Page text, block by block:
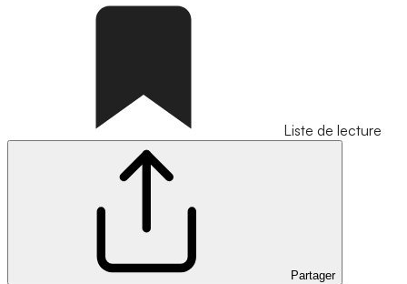
Liste de lecture
Partager